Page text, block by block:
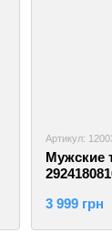
Артикул:
Мужские
3 999 грн